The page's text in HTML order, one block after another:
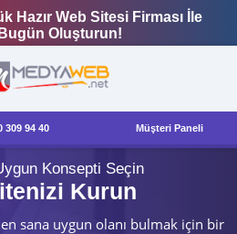
Hazır Web Sitesi Firması İle
Oluşturun!
309 94 40 Müşteri Paneli
Konsepti Seçin
Kurun
sana uygun olanı bulmak için bir